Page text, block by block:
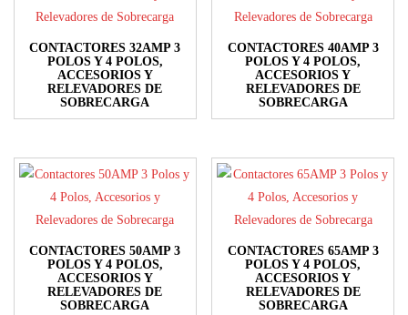
de
de
variantes.
opciones
se
pueden
la
página
de
variantes.
opciones
se
pueden
la
página
de
CONTACTORES 32AMP 3
POLOS Y 4 POLOS,
ACCESORIOS Y
RELEVADORES DE
SOBRECARGA
tiene
múltiples
variantes.
opciones
se
pueden
CONTACTORES 40AMP 3
POLOS Y 4 POLOS,
ACCESORIOS Y
RELEVADORES DE
SOBRECARGA
tiene
múltiples
variantes.
opciones
se
pueden
CONTACTORES 50AMP 3
POLOS Y 4 POLOS,
ACCESORIOS Y
RELEVADORES DE
SOBRECARGA
CONTACTORES 65AMP 3
POLOS Y 4 POLOS,
ACCESORIOS Y
RELEVADORES DE
SOBRECARGA